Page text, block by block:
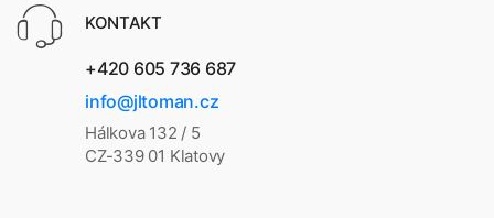
KONTAKT
+420 605 736 687
info@jltoman.cz
Hálkova 132 / 5
CZ-339 01 Klatovy